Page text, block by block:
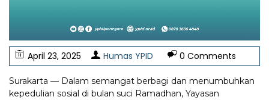
April 23, 2025 Humas YPID 0 Comments
Surakarta — Dalam semangat berbagi dan menumbuhkan
kepedulian sosial di bulan suci Ramadhan, Yayasan